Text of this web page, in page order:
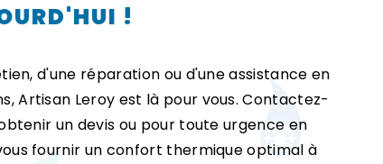
!
d'une réparation ou d'une assistance en
Artisan Leroy est là pour vous. Contactez-
un devis ou pour toute urgence en
fournir un confort thermique optimal à